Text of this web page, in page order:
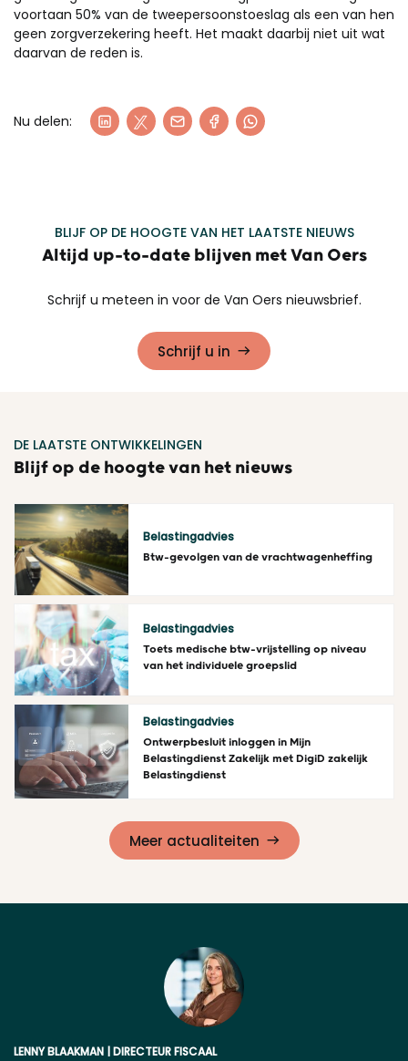
voortaan 50% van de tweepersoonstoeslag als een van hen
geen zorgverzekering heeft. Het maakt daarbij niet uit wat
daarvan de reden is.
Nu delen:
BLIJF OP DE HOOGTE VAN HET LAATSTE NIEUWS
Altijd up-to-date blijven met Van Oers
Schrijf u meteen in voor de Van Oers nieuwsbrief.
Schrijf u in
DE LAATSTE ONTWIKKELINGEN
Blijf op de hoogte van het nieuws
Lees meer
Belastingadvies
Btw-gevolgen van de vrachtwagenheffing
Lees meer
Belastingadvies
Toets medische btw-vrijstelling op niveau
van het individuele groepslid
Belastingadvies
Ontwerpbesluit inloggen in Mijn
Belastingdienst Zakelijk met DigiD zakelijk
Belastingdienst
Meer actualiteiten
LENNY BLAAKMAN | DIRECTEUR FISCAAL